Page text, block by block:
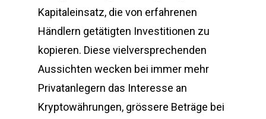
Kapitaleinsatz, die von erfahrenen
Händlern getätigten Investitionen zu
kopieren. Diese vielversprechenden
Aussichten wecken bei immer mehr
Privatanlegern das Interesse an
Kryptowährungen, grössere Beträge bei